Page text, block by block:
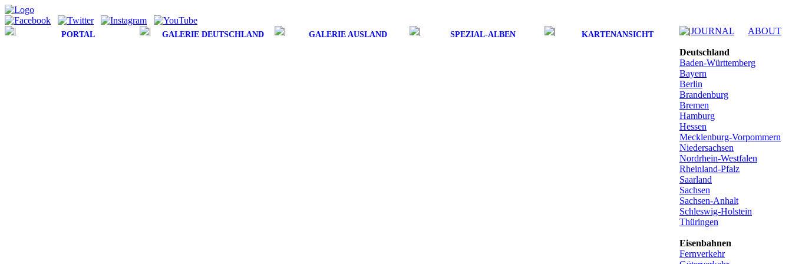
PORTAL GALERIE DEUTSCHLAND GALERIE AUSLAND SPEZIAL-ALBEN KARTENANSICHT
Deutschland
Baden-Württemberg
Bayern
Berlin
Brandenburg
Bremen
Hamburg
Hessen
Mecklenburg-Vorpommern
Niedersachsen
Nordrhein-Westfalen
Rheinland-Pfalz
Saarland
Sachsen
Sachsen-Anhalt
Schleswig-Holstein
Thüringen
Eisenbahnen
Fernverkehr
JOURNAL ABOUT